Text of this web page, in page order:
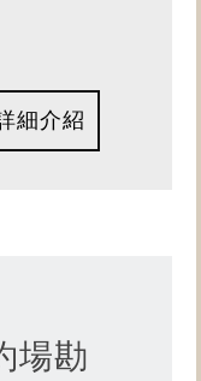
金實況嗎？
細介紹
場勘